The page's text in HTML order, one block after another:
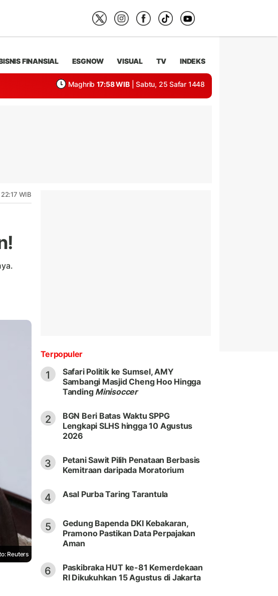
FINANSIAL ESGNOW VISUAL TV INDEKS
Maghrib 17:58 WIB | Sabtu, 25 Safar 1448
WIB
Reuters
Terpopuler
1
Safari Politik ke Sumsel, AMY
Sambangi Masjid Cheng Hoo Hingga
Tanding Minisoccer
2
BGN Beri Batas Waktu SPPG
Lengkapi SLHS hingga 10 Agustus
2026
3
Petani Sawit Pilih Penataan Berbasis
Kemitraan daripada Moratorium
4 Asal Purba Taring Tarantula
5
Gedung Bapenda DKI Kebakaran,
Pramono Pastikan Data Perpajakan
Aman
6
Paskibraka HUT ke-81 Kemerdekaan
RI Dikukuhkan 15 Agustus di Jakarta